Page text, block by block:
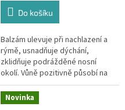
Do košíku
Balzám ulevuje při nachlazení a
rýmě, usnadňuje dýchání,
zklidňuje podrážděné nosní
okolí. Vůně pozitivně působí na
psychiku dětí.
Novinka